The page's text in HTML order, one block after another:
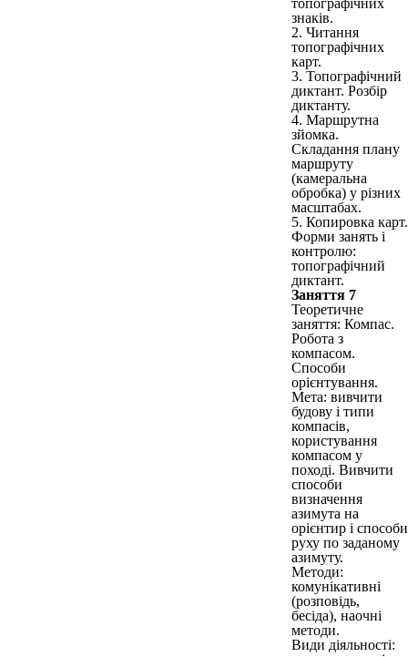
топографічних
знаків.
2. Читання
топографічних
карт.
3. Топографічний
диктант. Розбір
диктанту.
4. Маршрутна
зйомка.
Складання плану
маршруту
(камеральна
обробка) у різних
масштабах.
5. Копировка карт.
Форми занять і
контролю:
топографічний
диктант.
Заняття 7
Теоретичне
заняття: Компас.
Робота з
компасом.
Способи
орієнтування.
Мета: вивчити
будову і типи
компасів,
користування
компасом у
поході. Вивчити
способи
визначення
азимута на
орієнтир і способи
руху по заданому
азимуту.
Методи:
комунікативні
(розповідь,
бесіда), наочні
методи.
Види діяльності: